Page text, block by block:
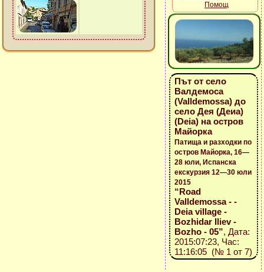
Помощ
Път от село
Валдемоса
(Valldemossa) до
село Дея (Деиа)
(Deia) на остров
Майорка
Патища и разходки по
остров Майорка, 16—
28 юли, Испанска
екскурзия 12—30 юли
2015
“Road
Valldemossa - -
Deia village -
Bozhidar Iliev -
Bozho - 05”, Дата:
2015:07:23, Час:
11:16:05 (№ 1 от 7)